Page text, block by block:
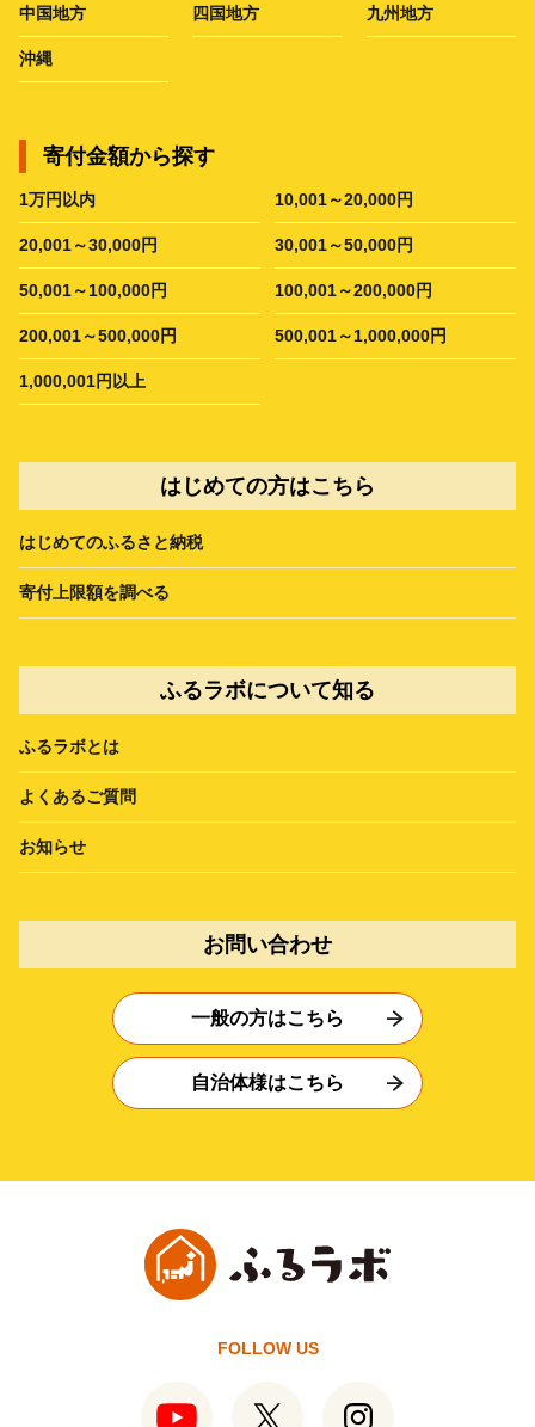
中国地方 四国地方 九州地方
沖縄
寄付金額から探す
1万円以内 10,001～20,000円
20,001～30,000円 30,001～50,000円
50,001～100,000円 100,001～200,000円
200,001～500,000円 500,001～1,000,000円
1,000,001円以上
はじめての方はこちら
はじめてのふるさと納税
寄付上限額を調べる
ふるラボについて知る
ふるラボとは
よくあるご質問
お知らせ
お問い合わせ
一般の方はこちら
自治体様はこちら
FOLLOW US